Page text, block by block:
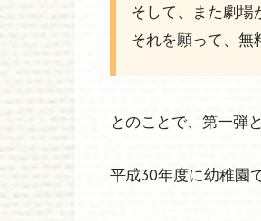
そして、また劇場
それを願って、無
とのことで、第一弾
平成30年度に幼稚園